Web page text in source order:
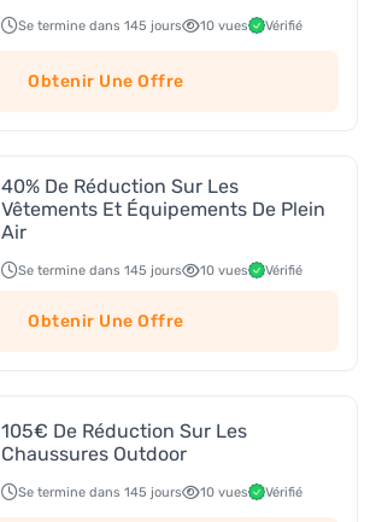
Se termine dans 145 jours 10 vues Vérifié
Obtenir Une Offre
40% De Réduction Sur Les
Vêtements Et Équipements De Plein
Air
Se termine dans 145 jours 10 vues Vérifié
Obtenir Une Offre
105€ De Réduction Sur Les
Chaussures Outdoor
Se termine dans 145 jours 10 vues Vérifié